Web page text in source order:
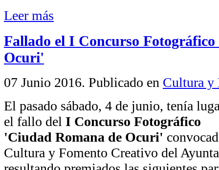
Leer más
Fallado el I Concurso
Ocuri'
07 Junio 2016. Publicado en Cultura y
El pasado sábado, 4 de junio, tenía
el fallo del I Concurso Fotográfico
'Ciudad Romana de Ocuri'
Cultura y Fomento Creativo del